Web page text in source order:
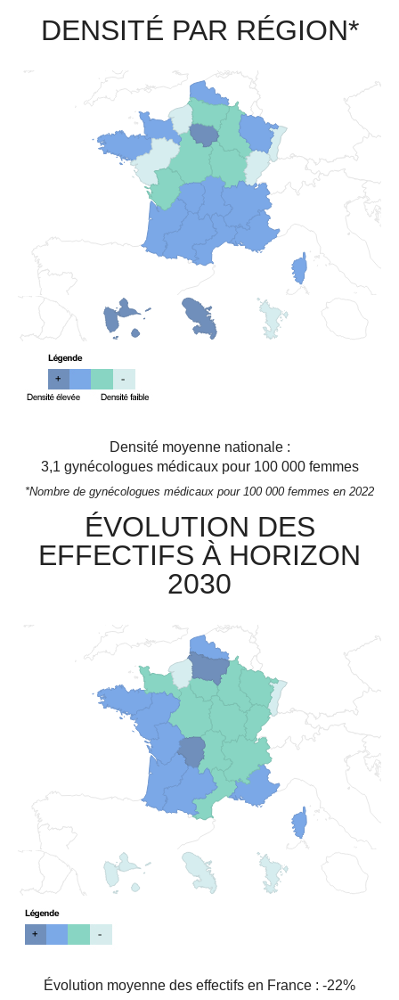
DENSITÉ PAR RÉGION*
Densité moyenne nationale :
3,1 gynécologues médicaux pour 100 000 femmes
*Nombre de gynécologues médicaux pour 100 000 femmes en 2022
ÉVOLUTION DES
EFFECTIFS À HORIZON
2030
Évolution moyenne des effectifs en France : -22%